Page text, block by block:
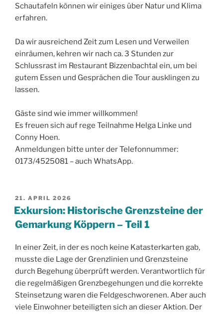
Schautafeln können wir einiges über Natur und Klima
erfahren.
Da wir ausreichend Zeit zum Lesen und Verweilen
einräumen, kehren wir nach ca. 3 Stunden zur
Schlussrast im Restaurant Bizzenbachtal ein, um bei
gutem Essen und Gesprächen die Tour ausklingen zu
lassen.
Gäste sind wie immer willkommen!
Es freuen sich auf rege Teilnahme Helga Linke und
Conny Hoen.
Anmeldungen bitte unter der Telefonnummer:
0173/4525081 – auch WhatsApp.
VERÖFFENTLICHT
AM
21. APRIL 2026
Exkursion: Historische Grenzsteine der
Gemarkung Köppern – Teil 1
In einer Zeit, in der es noch keine Katasterkarten gab,
musste die Lage der Grenzlinien und Grenzsteine
durch Begehung überprüft werden. Verantwortlich für
die regelmäßigen Grenzbegehungen und die korrekte
Steinsetzung waren die Feldgeschworenen. Aber auch
viele Einwohner beteiligten sich an dieser Aktion. Der